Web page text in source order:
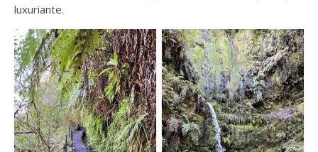
luxuriante.